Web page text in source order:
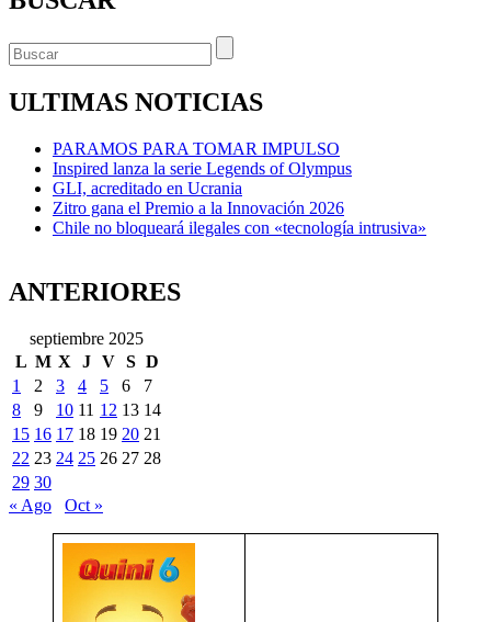
ULTIMAS NOTICIAS
PARAMOS PARA TOMAR IMPULSO
Inspired lanza la serie Legends of Olympus
GLI, acreditado en Ucrania
Zitro gana el Premio a la Innovación 2026
Chile no bloqueará ilegales con «tecnología intrusiva»
ANTERIORES
septiembre 2025
L M X J V S D
1
2 3 4 5 6
7
8
9 10 11 12 13 14
15 16 17 18 19 20 21
22 23 24 25 26 27 28
29 30
« Ago
Oct »